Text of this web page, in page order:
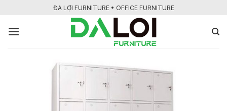
nội
ĐA LỢI FURNITURE • OFFICE FURNITURE